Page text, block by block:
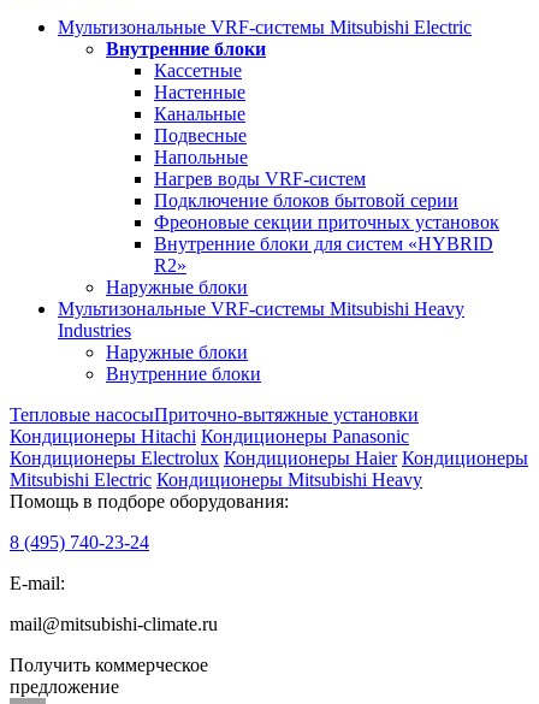
Мультизональные VRF-системы Mitsubishi Electric
Внутренние блоки
Кассетные
Настенные
Канальные
Подвесные
Напольные
Нагрев воды VRF-систем
Подключение блоков бытовой серии
Фреоновые секции приточных установок
Внутренние блоки для систем «HYBRID
R2»
Наружные блоки
Мультизональные VRF-системы Mitsubishi Heavy
Industries
Наружные блоки
Внутренние блоки
Тепловые насосыПриточно-вытяжные установки
Кондиционеры Hitachi Кондиционеры Panasonic
Кондиционеры Electrolux Кондиционеры Haier Кондиционеры
Mitsubishi Electric Кондиционеры Mitsubishi Heavy
Помощь в подборе оборудования:
8 (495) 740-23-24
E-mail:
mail@mitsubishi-climate.ru
Получить коммерческое
предложение